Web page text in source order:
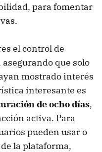
para fomentar
el control de
que solo
mostrado interés
interesante es
de ocho días,
activa. Para
pueden usar o
la plataforma,